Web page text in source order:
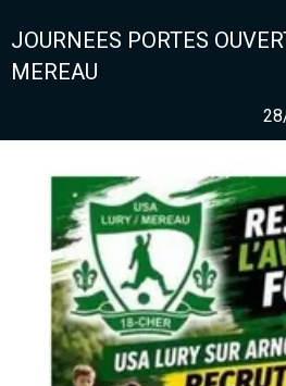
JOURNEES PORTES
MEREAU